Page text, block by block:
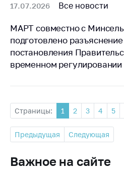
17.07.2026 Все новости
МАРТ совместно с
подготовлено
постановления
временном регулировании
Страницы: 1 2 3 4 5
Предыдущая Следующая
Важное на сайте